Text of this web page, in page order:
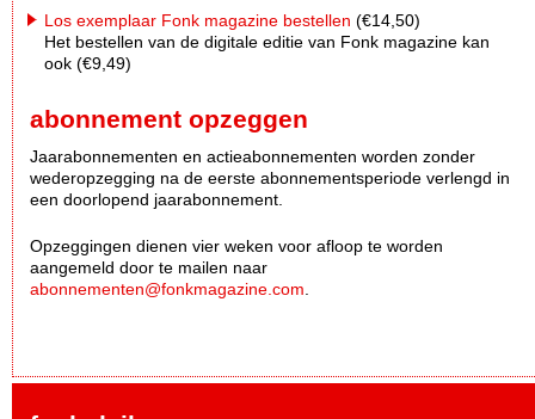
Los exemplaar Fonk magazine bestellen (€14,50)
Het bestellen van de digitale editie van Fonk magazine kan
ook (€9,49)
abonnement opzeggen
Jaarabonnementen en actieabonnementen worden zonder
wederopzegging na de eerste abonnementsperiode verlengd in
een doorlopend jaarabonnement.
Opzeggingen dienen vier weken voor afloop te worden
aangemeld door te mailen naar
abonnementen@fonkmagazine.com.